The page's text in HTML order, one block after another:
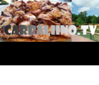
Saltar
al
contenido